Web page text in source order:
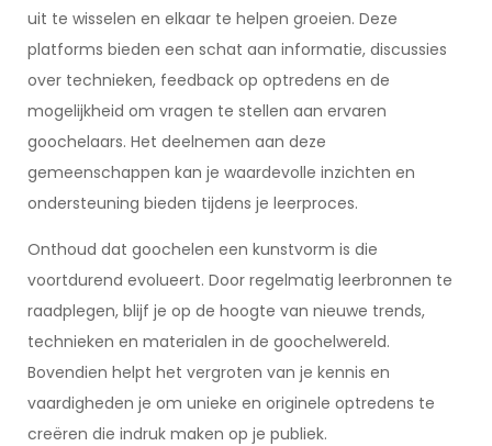
uit te wisselen en elkaar te helpen groeien. Deze
platforms bieden een schat aan informatie, discussies
over technieken, feedback op optredens en de
mogelijkheid om vragen te stellen aan ervaren
goochelaars. Het deelnemen aan deze
gemeenschappen kan je waardevolle inzichten en
ondersteuning bieden tijdens je leerproces.
Onthoud dat goochelen een kunstvorm is die
voortdurend evolueert. Door regelmatig leerbronnen te
raadplegen, blijf je op de hoogte van nieuwe trends,
technieken en materialen in de goochelwereld.
Bovendien helpt het vergroten van je kennis en
vaardigheden je om unieke en originele optredens te
creëren die indruk maken op je publiek.